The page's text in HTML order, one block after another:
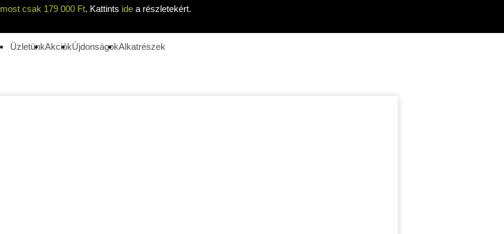
most csak 179 000 Ft. Kattints ide a részletekért.
ÜzletünkAkciókÚjdonságokAlkatrészek